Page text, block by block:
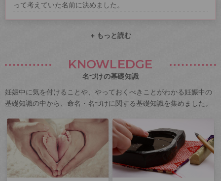
って考えていた名前に決めました。
+ もっと読む
KNOWLEDGE
名づけの基礎知識
妊娠中に気を付けることや、やっておくべきことがわかる妊娠中の
基礎知識の中から、命名・名づけに関する基礎知識を集めました。